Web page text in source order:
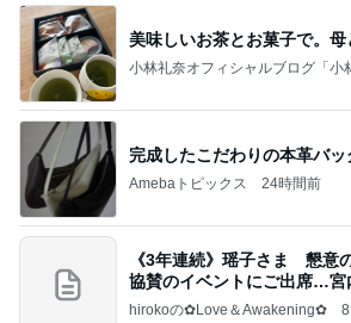
美味しいお茶とお菓子で。母
小林礼奈オフィシャルブログ「小
完成したこだわりの本革バッ
Amebaトピックス 24時間前
《3年連続》瑶子さま 懇意
協賛のイベントにご出席…宮
すぎ
hirokoの✿Love＆Awakening✿